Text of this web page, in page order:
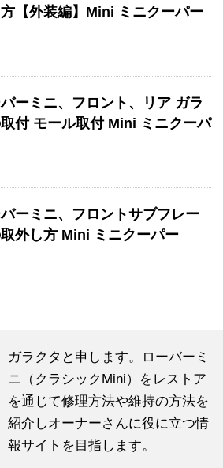
【外装編】Mini ミニクーパー
ーミニ、フロント、リア ガラ
付 モール取付 Mini ミニクーパ
ーミニ、フロントサブフレー
外し方 Mini ミニクーパー
ガラクタと申します。ローバーミ
ニ（クラシックMini）をレストア
を通じて修理方法や維持の方法を
紹介しオーナーさんに役に立つ情
報サイトを目指します。